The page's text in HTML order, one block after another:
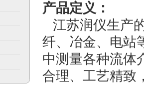
产品定义：
江苏润仪生产
纤、冶金、电站
中测量各种流体
合理、工艺精致